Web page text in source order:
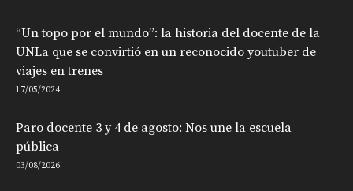
“Un topo por el mundo”: la historia del docente de la
UNLa que se convirtió en un reconocido youtuber de
viajes en trenes
17/05/2024
Paro docente 3 y 4 de agosto: Nos une la escuela
pública
03/08/2026